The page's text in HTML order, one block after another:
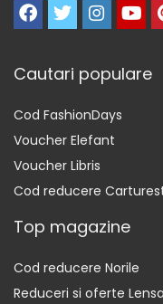
Cautari populare
Cod FashionDays
Voucher Elefant
Voucher Libris
Cod reducere
Top magazine
Cod reducere Norile
Reduceri si oferte Lensa